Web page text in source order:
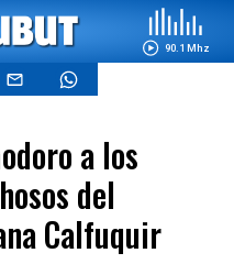
90.1 Mhz
a los
del
Calfuquir